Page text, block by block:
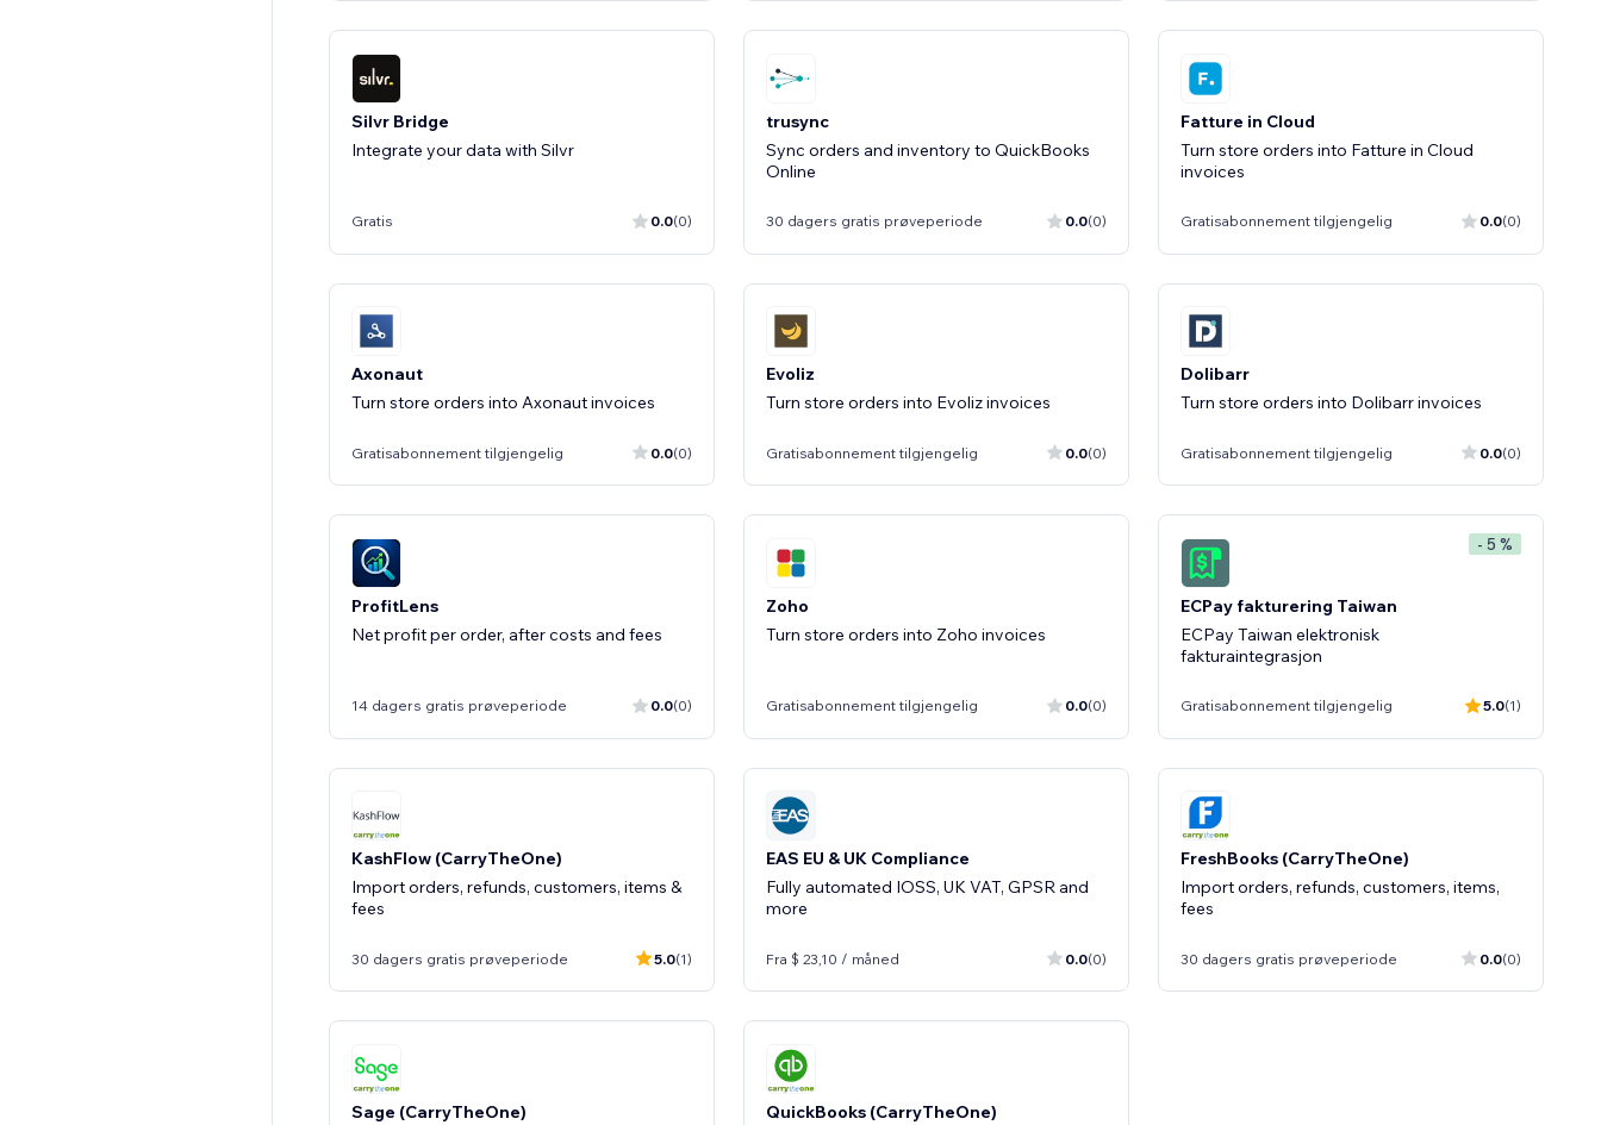
Silvr Bridge
Gratis 0.0(0)
trusync
Sync orders and inventory to QuickBooks
Online
30 dagers gratis prøveperiode 0.0(0)
Fatture in Cloud
Turn store orders into Fatture in Cloud
invoices
Gratisabonnement tilgjengelig 0.0(0)
Axonaut
Turn store orders into Axonaut invoices
Gratisabonnement tilgjengelig 0.0(0)
Evoliz
Turn store orders into Evoliz invoices
Gratisabonnement tilgjengelig 0.0(0)
Dolibarr
Turn store orders into Dolibarr invoices
Gratisabonnement tilgjengelig 0.0(0)
ProfitLens
Net profit per order, after costs and fees
14 dagers gratis prøveperiode 0.0(0)
Zoho
Turn store orders into Zoho invoices
Gratisabonnement tilgjengelig 0.0(0)
- 5 %
ECPay fakturering Taiwan
ECPay Taiwan elektronisk
fakturaintegrasjon
Gratisabonnement tilgjengelig 5.0(1)
KashFlow (CarryTheOne)
Import orders, refunds, customers, items &
fees
30 dagers gratis prøveperiode 5.0(1)
EAS EU & UK Compliance
Fully automated IOSS, UK VAT, GPSR and
more
Fra $ 23,10 / måned 0.0(0)
FreshBooks (CarryTheOne)
Import orders, refunds, customers, items,
fees
30 dagers gratis prøveperiode 0.0(0)
Sage (CarryTheOne)
QuickBooks (CarryTheOne)